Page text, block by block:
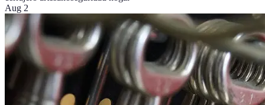
Aug 2